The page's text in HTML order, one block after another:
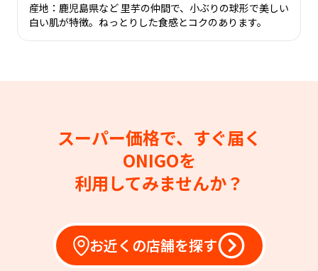
産地：鹿児島県など 里芋の仲間で、小ぶりの球形で美しい
白い肌が特徴。ねっとりした食感とコクのあります。
スーパー価格で、すぐ届く
ONIGOを
利用してみませんか？
お近くの店舗を探す